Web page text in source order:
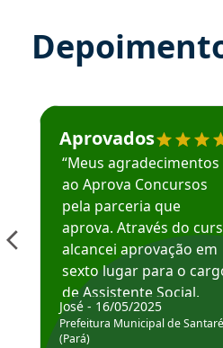
Estudante José recomenda o
Aprovados
“Meus agradecimentos
ao Aprova Concursos
pela parceria que
aprova. Através do
alcancei aprovação em
sexto lugar para o
de Assistente Social.
Hoje estou atuando na
Prefeitura de Santarém.
José - 16/05/2025
Prefeitura Municipal de
(Pará)